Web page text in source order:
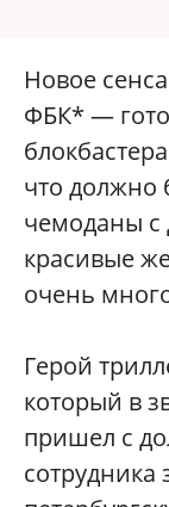
Новое
ФБК* —
что должно
чемоданы с
красивые
очень
Герой
который в
пришел с